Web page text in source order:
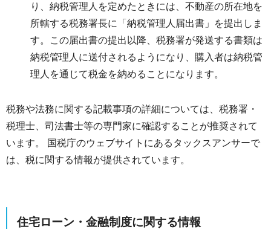
り、納税管理人を定めたときには、不動産の所在地を
所轄する税務署長に「納税管理人届出書」を提出しま
す。この届出書の提出以降、税務署が発送する書類は
納税管理人に送付されるようになり、購入者は納税管
理人を通じて税金を納めることになります。
税務や法務に関する記載事項の詳細については、税務署・
税理士、司法書士等の専門家に確認することが推奨されて
います。 国税庁のウェブサイトにあるタックスアンサーで
は、税に関する情報が提供されています。
住宅ローン・金融制度に関する情報